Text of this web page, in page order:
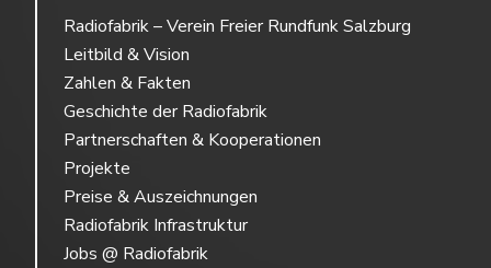
Radiofabrik – Verein Freier Rundfunk Salzburg
Leitbild & Vision
Zahlen & Fakten
Geschichte der Radiofabrik
Partnerschaften & Kooperationen
Projekte
Preise & Auszeichnungen
Radiofabrik Infrastruktur
Jobs @ Radiofabrik